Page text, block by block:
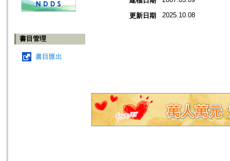
書目管理
書目匯出
更新日期 2025.10.08